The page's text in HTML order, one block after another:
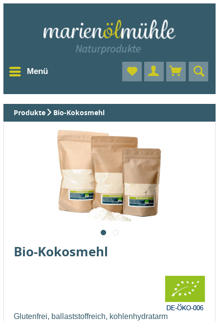
Menü
Produkte Bio-Kokosmehl
Bio-Kokosmehl
Glutenfrei, ballaststoffreich, kohlenhydratarm